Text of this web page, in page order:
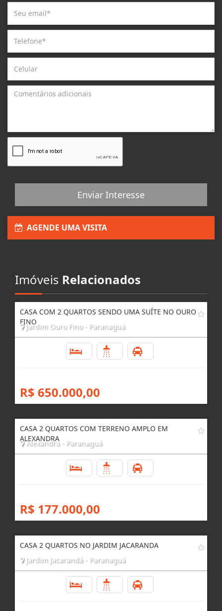
Enviar Interesse
AGENDE UMA VISITA
Imóveis Relacionados
CASA COM 2 QUARTOS SENDO UMA SUÍTE NO OURO
FINO
Jardim Ouro Fino - Paranaguá
R$ 650.000,00
CASA 2 QUARTOS COM TERRENO AMPLO EM
ALEXANDRA
Alexandra - Paranaguá
R$ 177.000,00
CASA 2 QUARTOS NO JARDIM JACARANDA
Jardim Jacarandá - Paranaguá